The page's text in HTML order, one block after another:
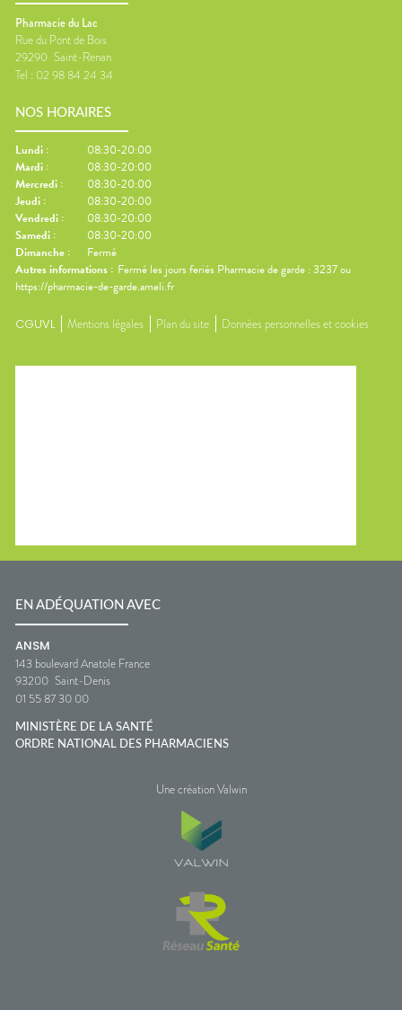
Pharmacie du Lac
Rue du Pont de Bois
29290 Saint-Renan
Tel : 02 98 84 24 34
NOS HORAIRES
Lundi :
08:30-20:00
Mardi :
08:30-20:00
Mercredi :
08:30-20:00
Jeudi :
08:30-20:00
Vendredi :
08:30-20:00
Samedi :
08:30-20:00
Dimanche :
Fermé
Autres informations : Fermé les jours feriés Pharmacie de garde : 3237 ou
https://pharmacie-de-garde.ameli.fr
CGUVL Mentions légales Plan du site Données personnelles et cookies
EN ADÉQUATION AVEC
ANSM
143 boulevard Anatole France
93200 Saint-Denis
01 55 87 30 00
MINISTÈRE DE LA SANTÉ
ORDRE NATIONAL DES PHARMACIENS
Une création Valwin